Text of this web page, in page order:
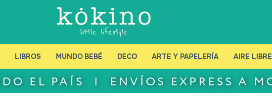
LIBROS MUNDO BEBÉ DECO ARTE Y PAPELERÍA AIRE LIBRE